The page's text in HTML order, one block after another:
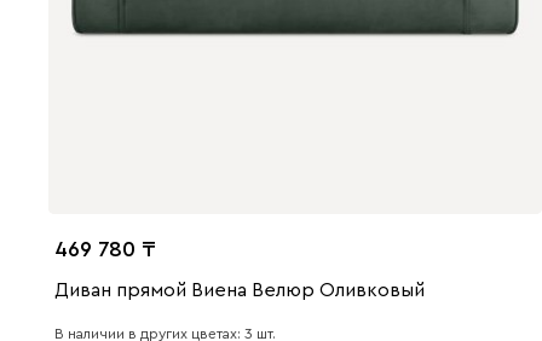
469 780
Диван прямой Виена Велюр Оливковый
В наличии в других цветах: 3 шт.